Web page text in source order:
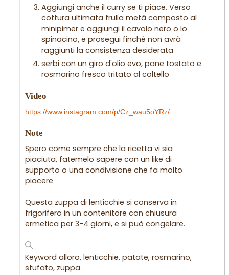
Aggiungi anche il curry se ti piace. Verso
cottura ultimata frulla metà composto al
minipimer e aggiungi il cavolo nero o lo
spinacino, e prosegui finché non avrà
raggiunti la consistenza desiderata
serbi con un giro d'olio evo, pane tostato e
rosmarino fresco tritato al coltello
Video
https://www.instagram.com/p/Cz_wau5oYRz/
Note
Spero come sempre che la ricetta vi sia
piaciuta, fatemelo sapere con un like di
supporto o una condivisione che fa molto
piacere
Questa zuppa di lenticchie si conserva in
frigorifero in un contenitore con chiusura
ermetica per 3-4 giorni, e si può congelare.
Keywordalloro, lenticchie, patate, rosmarino,
stufato, zuppa